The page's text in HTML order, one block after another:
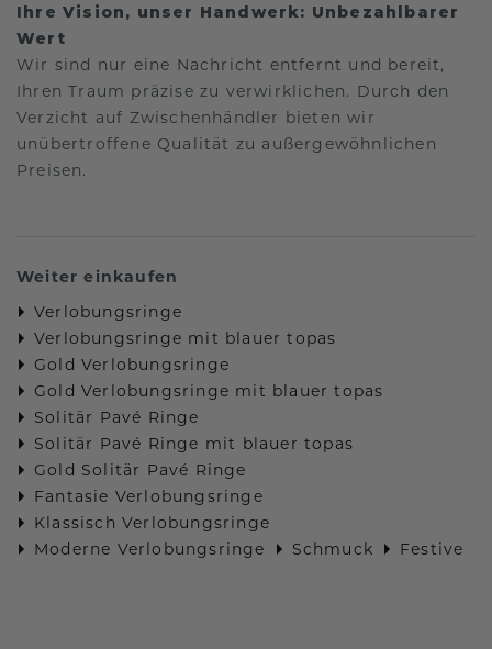
Ihre Vision, unser Handwerk: Unbezahlbarer
Wert
Wir sind nur eine Nachricht entfernt und bereit,
Ihren Traum präzise zu verwirklichen. Durch den
Verzicht auf Zwischenhändler bieten wir
unübertroffene Qualität zu außergewöhnlichen
Preisen.
Weiter einkaufen
Verlobungsringe
Verlobungsringe mit blauer topas
Gold Verlobungsringe
Gold Verlobungsringe mit blauer topas
Solitär Pavé Ringe
Solitär Pavé Ringe mit blauer topas
Gold Solitär Pavé Ringe
Fantasie Verlobungsringe
Klassisch Verlobungsringe
Moderne Verlobungsringe
Schmuck Festive